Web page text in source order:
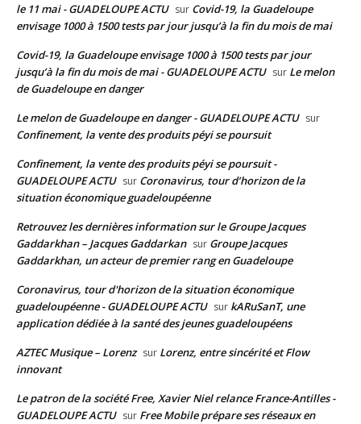
le 11 mai - GUADELOUPE ACTU sur Covid-19, la Guadeloupe
envisage 1000 à 1500 tests par jour jusqu’à la fin du mois de mai
Covid-19, la Guadeloupe envisage 1000 à 1500 tests par jour
jusqu’à la fin du mois de mai - GUADELOUPE ACTU sur Le melon
de Guadeloupe en danger
Le melon de Guadeloupe en danger - GUADELOUPE ACTU sur
Confinement, la vente des produits péyi se poursuit
Confinement, la vente des produits péyi se poursuit -
GUADELOUPE ACTU sur Coronavirus, tour d’horizon de la
situation économique guadeloupéenne
Retrouvez les dernières information sur le Groupe Jacques
Gaddarkhan – Jacques Gaddarkan sur Groupe Jacques
Gaddarkhan, un acteur de premier rang en Guadeloupe
Coronavirus, tour d'horizon de la situation économique
guadeloupéenne - GUADELOUPE ACTU sur kARuSanT, une
application dédiée à la santé des jeunes guadeloupéens
AZTEC Musique – Lorenz sur Lorenz, entre sincérité et Flow
innovant
Le patron de la société Free, Xavier Niel relance France-Antilles -
GUADELOUPE ACTU sur Free Mobile prépare ses réseaux en